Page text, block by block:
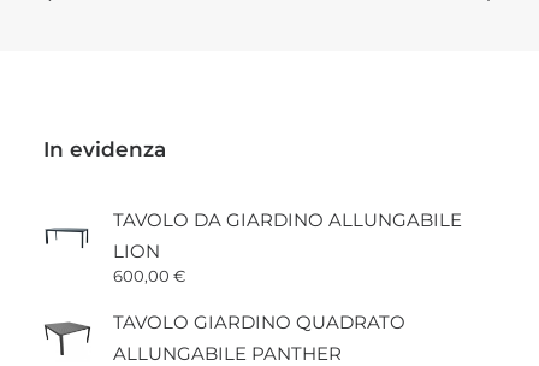
In evidenza
TAVOLO DA GIARDINO ALLUNGABILE
LION
600,00 €
TAVOLO GIARDINO QUADRATO
ALLUNGABILE PANTHER